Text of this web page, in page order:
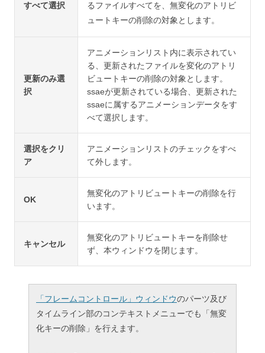
すべて選択
るファイルすべてを、無変化のアトリビ
ュートキーの削除の対象とします。
更新のみ選
択
アニメーションリスト内に表示されてい
る、更新されたファイルを変化のアトリ
ビュートキーの削除の対象とします。
ssaeが更新されている場合、更新された
ssaeに属するアニメーションデータをす
べて選択します。
選択をクリ
ア
アニメーションリストのチェックをすべ
て外します。
OK
無変化のアトリビュートキーの削除を行
います。
キャンセル
無変化のアトリビュートキーを削除せ
ず、本ウィンドウを閉じます。
「フレームコントロール」ウィンドウのパーツ及び
タイムライン部のコンテキストメニューでも「無変
化キーの削除」を行えます。